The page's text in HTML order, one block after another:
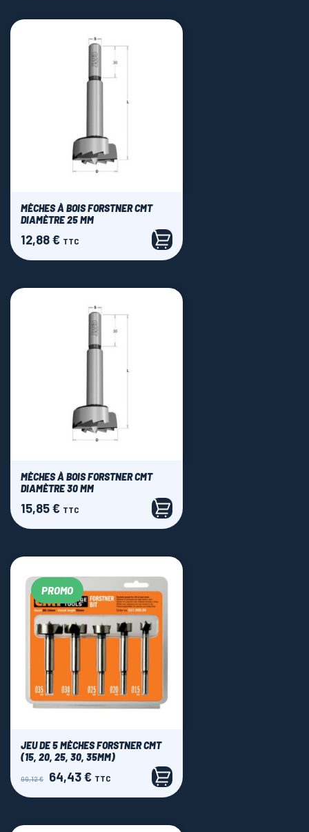
MÈCHES À BOIS FORSTNER CMT
DIAMÈTRE 25 MM
Prix
12,88 € TTC
MÈCHES À BOIS FORSTNER CMT
DIAMÈTRE 30 MM
Prix
15,85 € TTC
PROMO
JEU DE 5 MÈCHES FORSTNER CMT
(15, 20, 25, 30, 35MM)
Prix
99,12 € Prix
64,43 € TTC